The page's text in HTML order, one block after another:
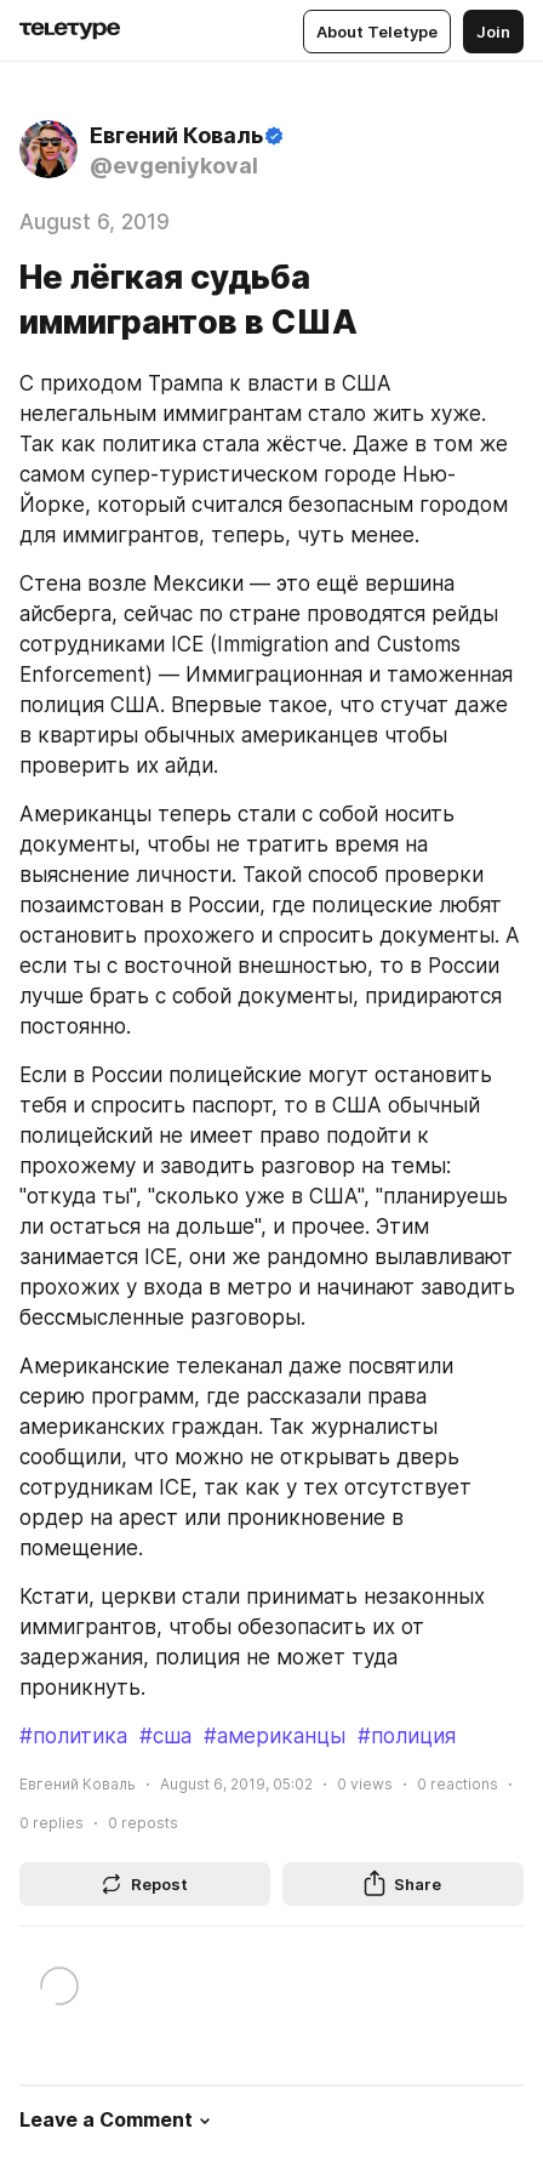
About Teletype Join
Евгений Коваль
@evgeniykoval
August 6, 2019
Не лёгкая судьба
иммигрантов в США
С приходом Трампа к власти в США
нелегальным иммигрантам стало жить хуже.
Так как политика стала жёстче. Даже в том же
самом супер-туристическом городе Нью-
Йорке, который считался безопасным городом
для иммигрантов, теперь, чуть менее.
Стена возле Мексики — это ещё вершина
айсберга, сейчас по стране проводятся рейды
сотрудниками ICE (Immigration and Customs
Enforcement) — Иммиграционная и таможенная
полиция США. Впервые такое, что стучат даже
в квартиры обычных американцев чтобы
проверить их айди.
Американцы теперь стали с собой носить
документы, чтобы не тратить время на
выяснение личности. Такой способ проверки
позаимстован в России, где полицеские любят
остановить прохожего и спросить документы. А
если ты с восточной внешностью, то в России
лучше брать с собой документы, придираются
постоянно.
Если в России полицейские могут остановить
тебя и спросить паспорт, то в США обычный
полицейский не имеет право подойти к
прохожему и заводить разговор на темы:
"откуда ты", "сколько уже в США", "планируешь
ли остаться на дольше", и прочее. Этим
занимается ICE, они же рандомно вылавливают
прохожих у входа в метро и начинают заводить
бессмысленные разговоры.
Американские телеканал даже посвятили
серию программ, где рассказали права
американских граждан. Так журналисты
сообщили, что можно не открывать дверь
сотрудникам ICE, так как у тех отсутствует
ордер на арест или проникновение в
помещение.
Кстати, церкви стали принимать незаконных
иммигрантов, чтобы обезопасить их от
задержания, полиция не может туда
проникнуть.
#политика #сша #американцы #полиция
Евгений Коваль August 6, 2019, 05:02 0 views 0 reactions
0 replies 0 reposts
Repost Share
Leave a Comment